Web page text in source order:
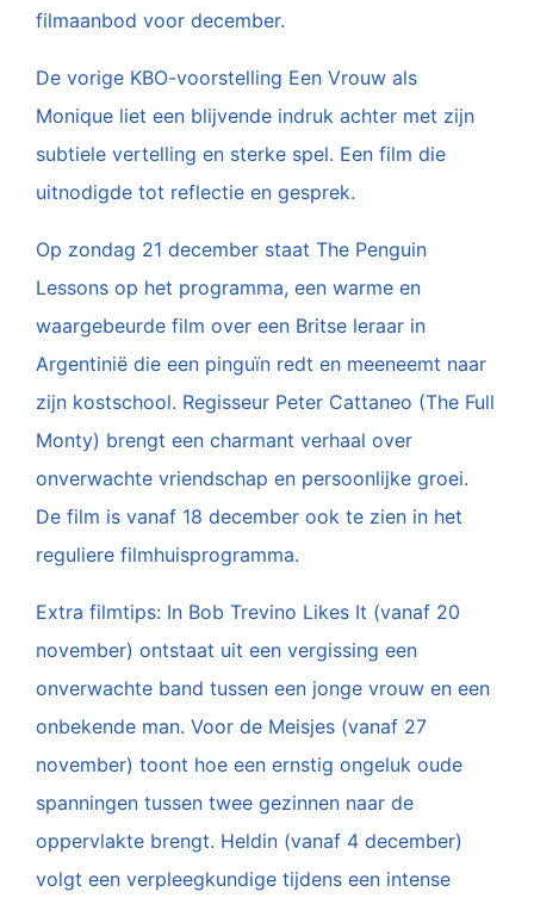
filmaanbod voor december.
De vorige KBO-voorstelling Een Vrouw als
Monique liet een blijvende indruk achter met zijn
subtiele vertelling en sterke spel. Een film die
uitnodigde tot reflectie en gesprek.
Op zondag 21 december staat The Penguin
Lessons op het programma, een warme en
waargebeurde film over een Britse leraar in
Argentinië die een pinguïn redt en meeneemt naar
zijn kostschool. Regisseur Peter Cattaneo (The Full
Monty) brengt een charmant verhaal over
onverwachte vriendschap en persoonlijke groei.
De film is vanaf 18 december ook te zien in het
reguliere filmhuisprogramma.
Extra filmtips: In Bob Trevino Likes It (vanaf 20
november) ontstaat uit een vergissing een
onverwachte band tussen een jonge vrouw en een
onbekende man. Voor de Meisjes (vanaf 27
november) toont hoe een ernstig ongeluk oude
spanningen tussen twee gezinnen naar de
oppervlakte brengt. Heldin (vanaf 4 december)
volgt een verpleegkundige tijdens een intense